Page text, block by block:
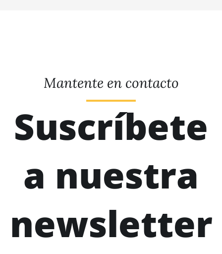
Mantente en contacto
Suscríbete
a nuestra
newsletter